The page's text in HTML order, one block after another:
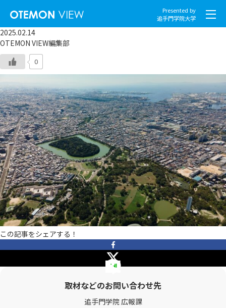
Presented by
追手門学院大学
社会とくらし
グローバル
スポーツと文化
こころとからだ
IT・メディア
地域・観光
OTEMON VIEWについて
2025.02.14
OTEMON VIEW編集部
0
この記事をシェアする！
取材などのお問い合わせ先
追手門学院 広報課